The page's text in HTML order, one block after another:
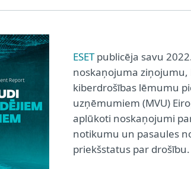
ESETpublicēja savu
noskaņojuma
kiberdrošības lēmumu
uzņēmumiem (MVU)
aplūkoti noskaņojumi
notikumu un pasaules
priekšstatus par drošību.